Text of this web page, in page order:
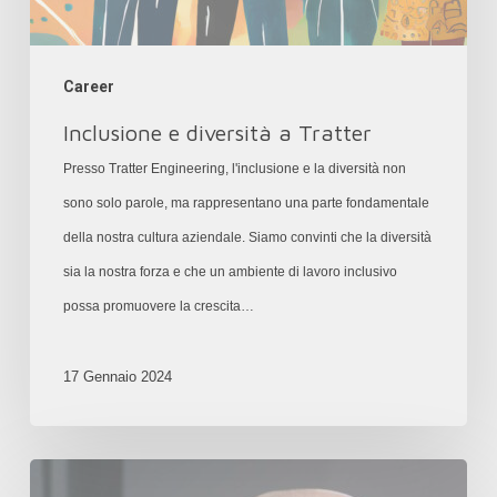
Career
Inclusione e diversità a Tratter
Presso Tratter Engineering, l'inclusione e la diversità non
sono solo parole, ma rappresentano una parte fondamentale
della nostra cultura aziendale. Siamo convinti che la diversità
sia la nostra forza e che un ambiente di lavoro inclusivo
possa promuovere la crescita…
17 Gennaio 2024